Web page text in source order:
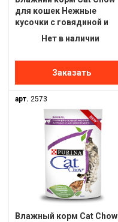
для кошек Нежные
кусочки с говядиной и
баклажанами в
Нет в наличии
Заказать
арт. 2573
Влажный корм Cat Chow